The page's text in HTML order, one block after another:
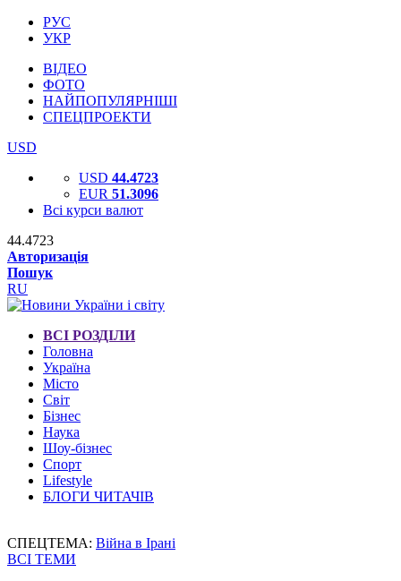
РУС
УКР
ВІДЕО
ФОТО
НАЙПОПУЛЯРНІШІ
СПЕЦПРОЕКТИ
USD
USD 44.4723
EUR 51.3096
Всі курси валют
44.4723
Авторизація
Пошук
RU
ВСІ РОЗДІЛИ
Головна
Україна
Місто
Світ
Бізнес
Наука
Шоу-бізнес
Спорт
Lifestyle
БЛОГИ ЧИТАЧІВ
СПЕЦТЕМА: Війна в Ірані
ВСІ ТЕМИ